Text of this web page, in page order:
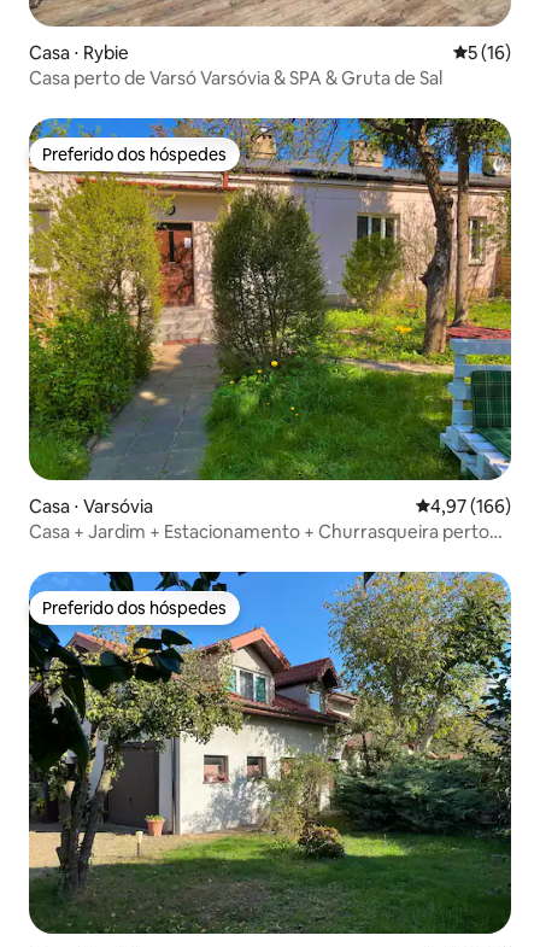
Casa ⋅ Rybie 5 de uma
5 (16)
Casa perto de Varsó Varsóvia & SPA & Gruta de Sal
Preferido dos hóspedes
Preferido dos hóspedes
Casa ⋅ Varsóvia 4,97 de uma
4,97 (166)
Casa + Jardim + Estacionamento + Churrasqueira perto
Preferido dos hóspedes
Preferido dos hóspedes